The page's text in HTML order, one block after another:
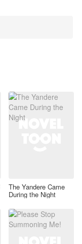
The Yandere Came
During the Night